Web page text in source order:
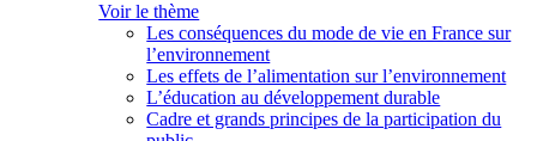
Voir le thème
Les conséquences du mode de vie en France sur
l’environnement
Les effets de l’alimentation sur l’environnement
L’éducation au développement durable
Cadre et grands principes de la participation du